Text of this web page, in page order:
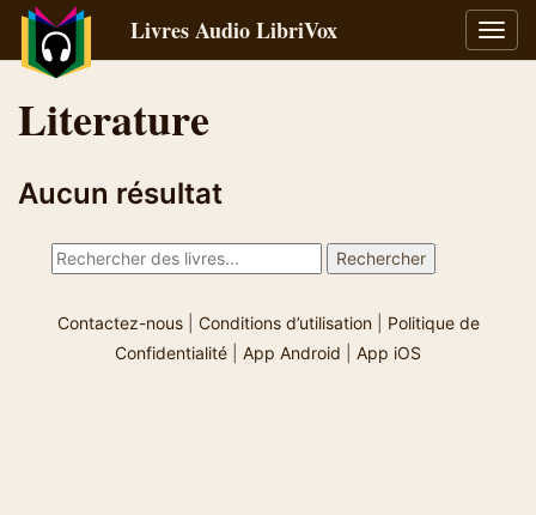
la
Livres Audio LibriVox
Literature
Aucun résultat
Contactez-nous| Conditions d’utilisation| Politique de
Confidentialité
App Android App iOS